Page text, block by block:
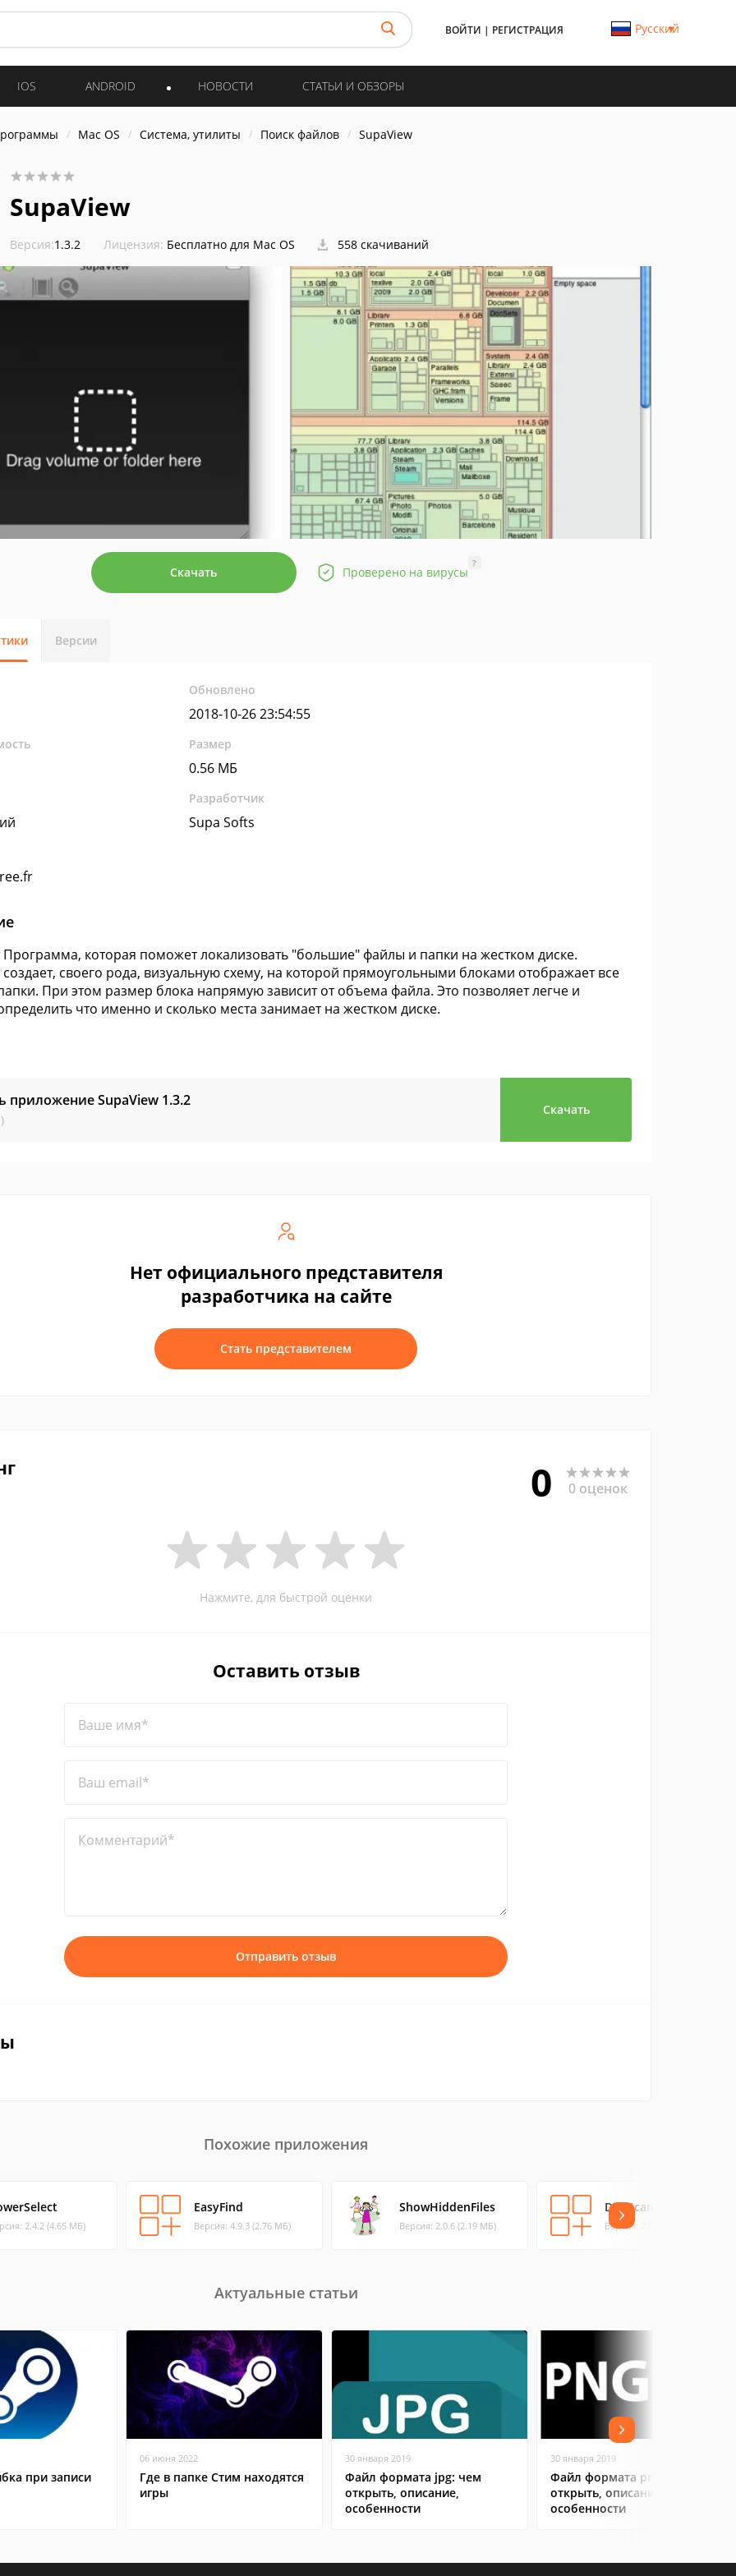
ВОЙТИ | РЕГИСТРАЦИЯ Русский
IOS ANDROID НОВОСТИ СТАТЬИ И ОБЗОРЫ
Mac OS Система, утилиты Поиск файлов SupaView
SupaView
Версия:1.3.2 Лицензия: Бесплатно для Mac OS 558 скачиваний
Скачать Проверено на вирусы
?
Версии
Обновлено
2018-10-26 23:54:55
Размер
0.56 МБ
Разработчик
Supa Softs
Программа, которая поможет локализовать "большие" файлы и папки на жестком диске.
создает, своего рода, визуальную схему, на которой прямоугольными блоками отображает все
При этом размер блока напрямую зависит от объема файла. Это позволяет легче и
что именно и сколько места занимает на жестком диске.
приложение SupaView 1.3.2
Скачать
Нет официального представителя
разработчика на сайте
Стать представителем
0 0 оценок
Нажмите, для быстрой оценки
Оставить отзыв
Ваше имя*
Ваш email*
Комментарий*
Отправить отзыв
Похожие приложения
2.4.2 (4.65 МБ)
EasyFind
Версия: 4.9.3 (2.76 МБ)
ShowHiddenFiles
Версия: 2.0.6 (2.19 МБ)
DupScan
Версия: 2.4.1 (1.07 МБ)
Актуальные статьи
при записи
06 июня 2022
Где в папке Стим находятся
игры
30 января 2019
Файл формата jpg: чем
открыть, описание,
особенности
30 января 2019
Файл формата png: чем
открыть, описание,
особенности